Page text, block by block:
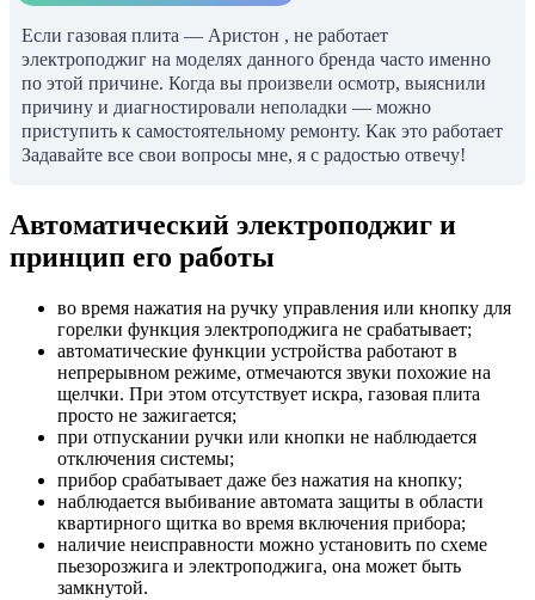
Если газовая плита — Аристон , не работает
электроподжиг на моделях данного бренда часто именно
по этой причине. Когда вы произвели осмотр, выяснили
причину и диагностировали неполадки — можно
приступить к самостоятельному ремонту. Как это работает
Задавайте все свои вопросы мне, я с радостью отвечу!
Автоматический электроподжиг и
принцип его работы
во время нажатия на ручку управления или кнопку для
горелки функция электроподжига не срабатывает;
автоматические функции устройства работают в
непрерывном режиме, отмечаются звуки похожие на
щелчки. При этом отсутствует искра, газовая плита
просто не зажигается;
при отпускании ручки или кнопки не наблюдается
отключения системы;
прибор срабатывает даже без нажатия на кнопку;
наблюдается выбивание автомата защиты в области
квартирного щитка во время включения прибора;
наличие неисправности можно установить по схеме
пьезорозжига и электроподжига, она может быть
замкнутой.